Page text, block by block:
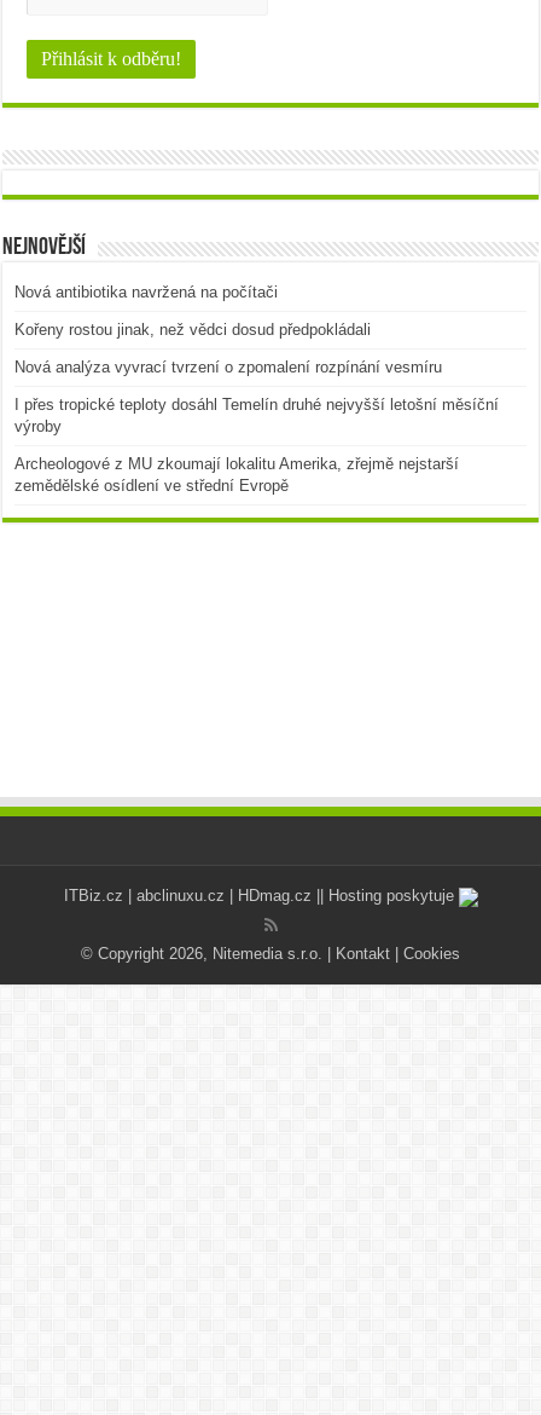
Nejnovější
Nová antibiotika navržená na počítači
Kořeny rostou jinak, než vědci dosud předpokládali
Nová analýza vyvrací tvrzení o zpomalení rozpínání vesmíru
I přes tropické teploty dosáhl Temelín druhé nejvyšší letošní měsíční
výroby
Archeologové z MU zkoumají lokalitu Amerika, zřejmě nejstarší
zemědělské osídlení ve střední Evropě
ITBiz.cz abclinuxu.cz HDmag.cz || Hosting poskytuje
© Copyright 2026, Nitemedia s.r.o. | Kontakt Cookies